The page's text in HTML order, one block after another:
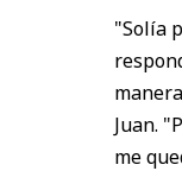
"Solía
Juan.
me